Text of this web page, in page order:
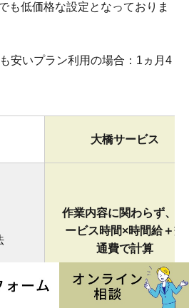
も低価格な設定となっておりま
安いプラン利用の場合：1ヵ月4
大橋サービス
作業内容に関わらず、サ
ービス時間×時間給＋交
通費で計算